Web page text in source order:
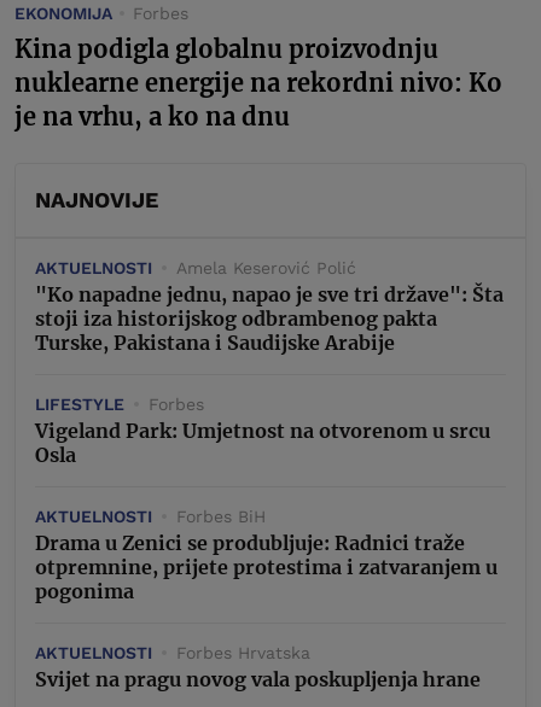
EKONOMIJA Forbes
Kina podigla globalnu proizvodnju
nuklearne energije na rekordni nivo: Ko
je na vrhu, a ko na dnu
NAJNOVIJE
AKTUELNOSTI Amela Keserović Polić
"Ko napadne jednu, napao je sve tri države": Šta
stoji iza historijskog odbrambenog pakta
Turske, Pakistana i Saudijske Arabije
LIFESTYLE Forbes
Vigeland Park: Umjetnost na otvorenom u srcu
Osla
AKTUELNOSTI Forbes BiH
Drama u Zenici se produbljuje: Radnici traže
otpremnine, prijete protestima i zatvaranjem u
pogonima
AKTUELNOSTI Forbes Hrvatska
Svijet na pragu novog vala poskupljenja hrane